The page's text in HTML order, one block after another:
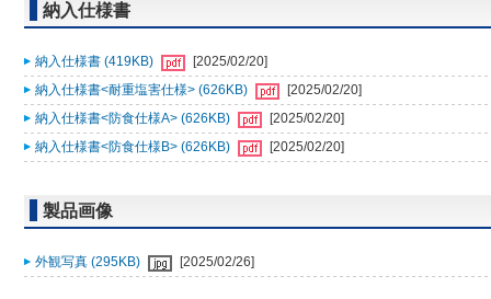
納入仕様書
納入仕様書 (419KB)
[2025/02/20]
納入仕様書<耐重塩害仕様> (626KB)
[2025/02/20]
納入仕様書<防食仕様A> (626KB)
[2025/02/20]
納入仕様書<防食仕様B> (626KB)
[2025/02/20]
製品画像
外観写真 (295KB) [2025/02/26]